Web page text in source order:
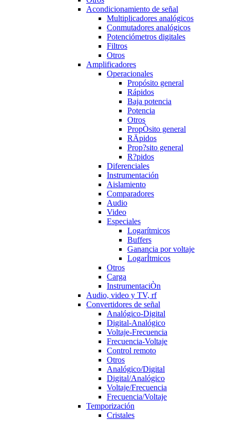
Acondicionamiento de señal
Multiplicadores analógicos
Conmutadores analógicos
Potenciómetros digitales
Filtros
Otros
Amplificadores
Operacionales
Propósito general
Rápidos
Baja potencia
Potencia
Otros
PropÒsito general
RÄpidos
Prop?sito general
R?pidos
Diferenciales
Instrumentación
Aislamiento
Comparadores
Audio
Video
Especiales
Logarítmicos
Buffers
Ganancia por voltaje
LogarÍtmicos
Otros
Carga
InstrumentaciÒn
Audio, video y TV, rf
Convertidores de señal
Analógico-Digital
Digital-Analógico
Voltaje-Frecuencia
Frecuencia-Voltaje
Control remoto
Otros
Analógico/Digital
Digital/Analógico
Voltaje/Frecuencia
Frecuencia/Voltaje
Temporización
Cristales